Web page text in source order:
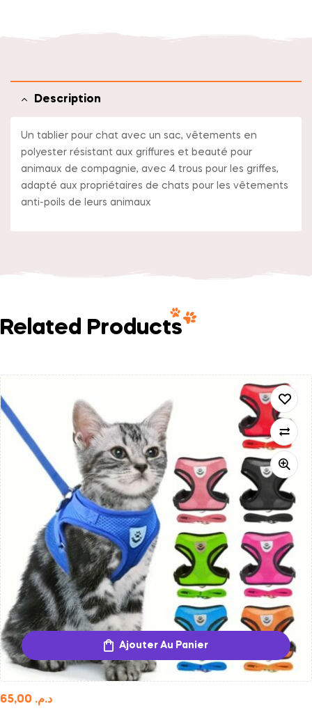
Description
Un tablier pour chat avec un sac, vêtements en
polyester résistant aux griffures et beauté pour
animaux de compagnie, avec 4 trous pour les griffes,
adapté aux propriétaires de chats pour les vêtements
anti-poils de leurs animaux
Related Products
Ajouter Au Panier
د.م.